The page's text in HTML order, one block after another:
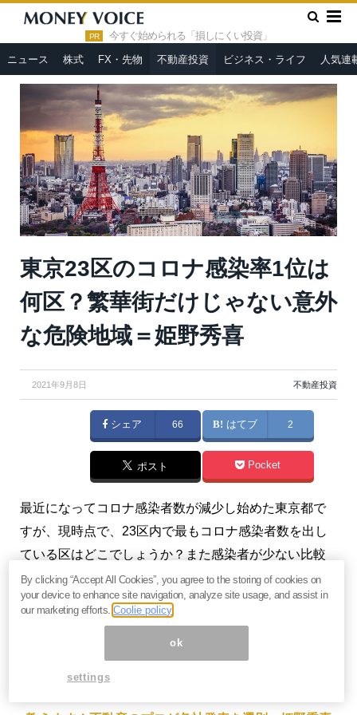
PR 今すぐ始められる「損しにくい投資」
ニュース 株式 FX・先物 不動産投資 ビジネス・ライフ 人気連
HOME » 不動産投資 »
東京23区のコロナ感染率1位は何区？繁
華街だけじゃない意外な危険地域＝姫野秀喜
東京23区のコロナ感染率1位は
何区？繁華街だけじゃない意外
な危険地域＝姫野秀喜
2021年9月8日 不動産投資
シェア 66 はてブ 2
ポスト Pocket
最近になってコロナ感染者数が減少し始めた東京都で
すが、現時点で、23区内で最もコロナ感染者数を出し
ている区はどこでしょうか？また感染者が少ない比較
的安全な区はどこでしょうか？各区の人口と感染者数
の割合を調べ、23区の安全度を比較してみました。
1億円大家さん姫ちゃん☆不動産ノウハウ
By clicking “Accept All Cookies”, you agree to the storing of cookies on
your device to enhance site navigation, analyze site usage, and assist in
our marketing efforts.Coolie policy
ok
settings